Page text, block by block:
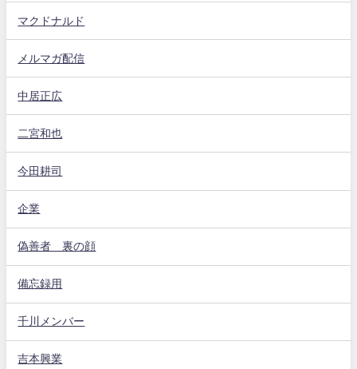
マクドナルド
メルマガ配信
中居正広
二宮和也
今田耕司
企業
偽善者 裏の顔
備忘録用
千川メンバー
吉本興業